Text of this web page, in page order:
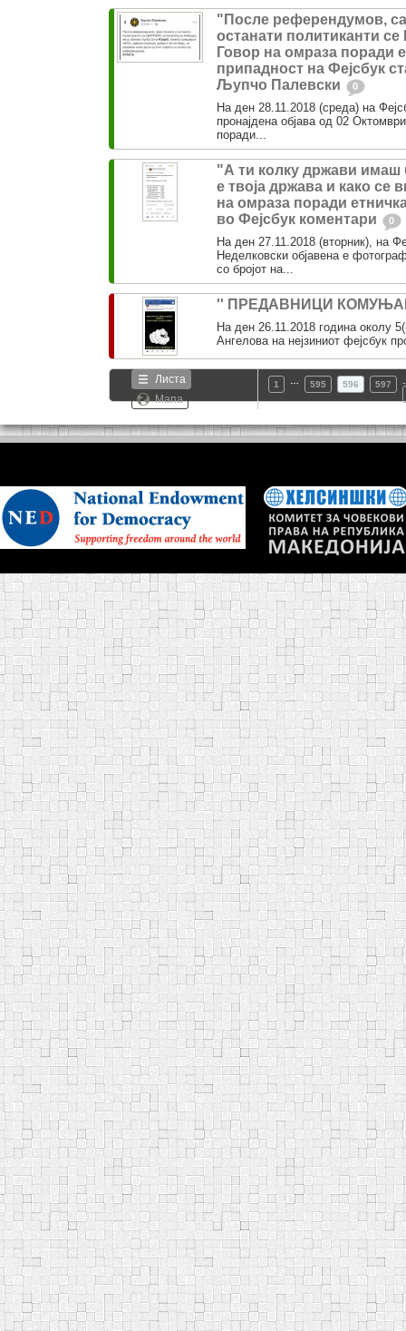
"После референдумов,
останати политиканти
Говор на омраза поради
припадност на Фејсбук
Љупчо Палевски
0
На ден 28.11.2018 (среда) на
пронајдена објава од 02
поради...
"А ти колку држави имаш
е твоја држава и како се
на омраза поради
во Фејсбук коментари
0
На ден 27.11.2018 (вторник), на
Неделковски објавена е
со бројот на...
'' ПРЕДАВНИЦИ
На ден 26.11.2018 година околу
Ангелова на нејзиниот фејсбук
Листа
Мапа
1 595 596 597